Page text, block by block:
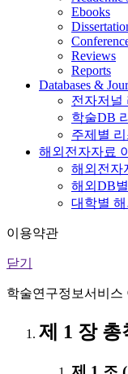
Ebooks
Reviews
Reports
Databases &
전자저널
학술DB
주제별
해외전자자료
해외전자
해외DB
대학별
이용약관
닫기
학술연구정보서비스
제 1 장 총